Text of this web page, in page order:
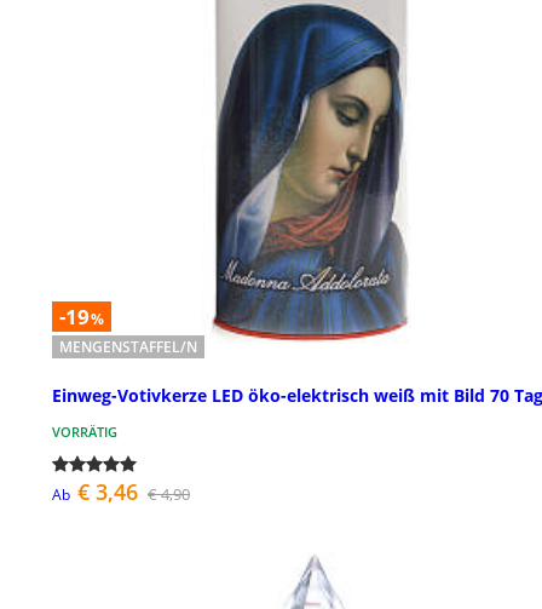
-19%
MENGENSTAFFEL/N
Einweg-Votivkerze LED öko-elektrisch weiß mit Bild 70
VORRÄTIG
Ab € 3,46 € 4,90